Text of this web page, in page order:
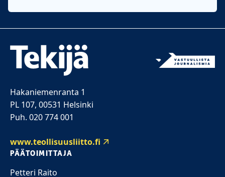
Hakaniemenranta 1
PL 107, 00531 Helsinki
Puh. 020 774 001
www.teollisuusliitto.fi
PÄÄTOIMITTAJA
Petteri Raito